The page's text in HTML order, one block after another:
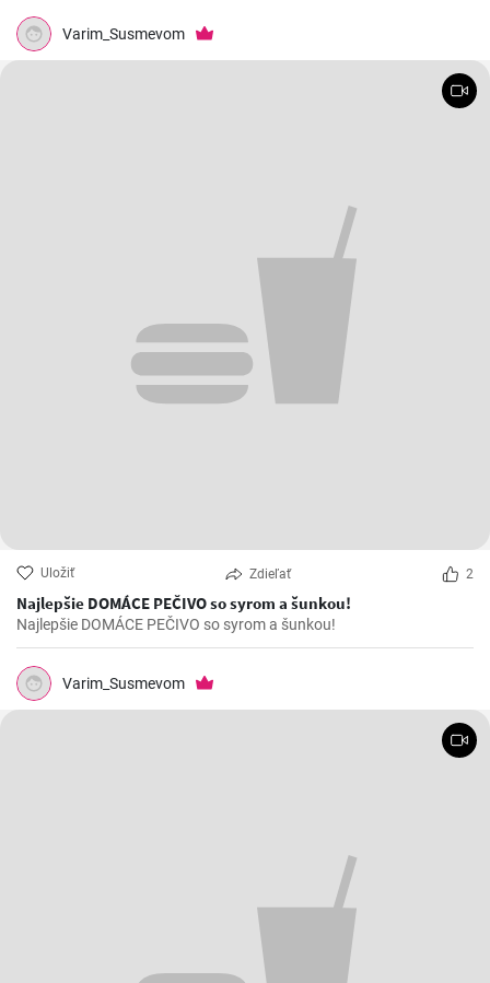
Varim_Susmevom
Uložiť Zdieľať 2
Najlepšie DOMÁCE PEČIVO so syrom a šunkou!
Najlepšie DOMÁCE PEČIVO so syrom a šunkou!
Varim_Susmevom